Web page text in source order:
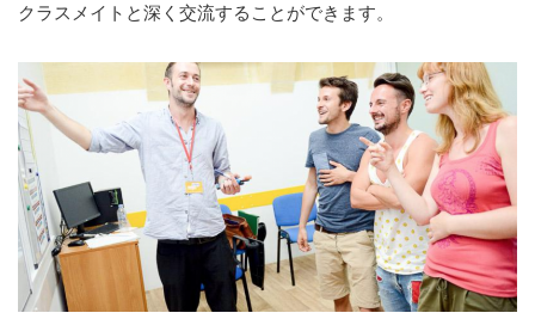
クラスメイトと深く交流することができます。